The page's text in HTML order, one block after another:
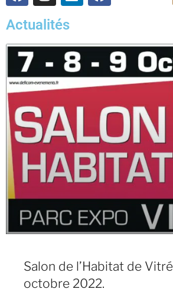
Actualités
Salon de l’Habitat de
octobre 2022.